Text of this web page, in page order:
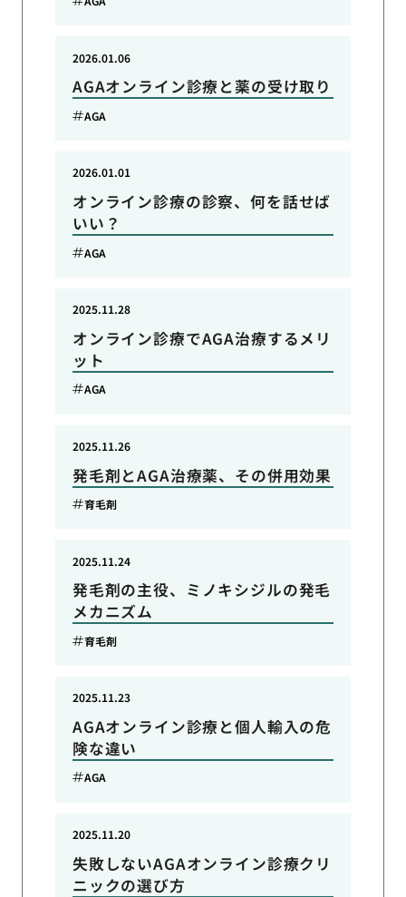
AGAオンライン診療と薬の受け取り
2026.01.06
AGA
オンライン診療の診察、何を話せば
いい？
2026.01.01
AGA
オンライン診療でAGA治療するメリ
ット
2025.11.28
AGA
発毛剤とAGA治療薬、その併用効果
2025.11.26
育毛剤
発毛剤の主役、ミノキシジルの発毛
メカニズム
2025.11.24
育毛剤
AGAオンライン診療と個人輸入の危
険な違い
2025.11.23
AGA
失敗しないAGAオンライン診療クリ
ニックの選び方
2025.11.20